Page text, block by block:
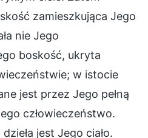
zamieszkująca Jego
nie Jego
boskość, ukryta
w istocie
jest przez Jego pełną
człowieczeństwo.
jest Jego ciało.